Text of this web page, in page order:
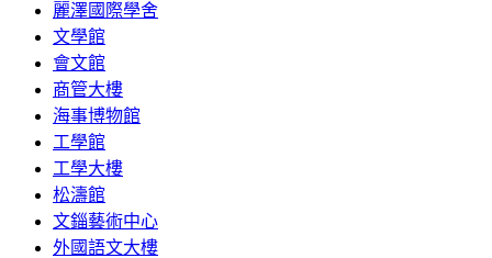
麗澤國際學舍
文學館
會文館
商管大樓
海事博物館
工學館
工學大樓
松濤館
文錙藝術中心
外國語文大樓